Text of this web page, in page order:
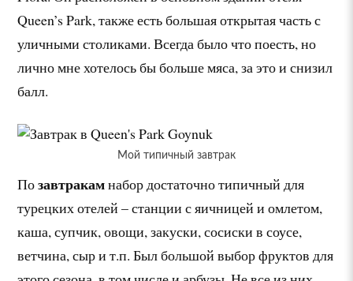
Queen’s Park, также есть большая открытая часть с
уличными столиками. Всегда было что поесть, но
лично мне хотелось бы больше мяса, за это и снизил
балл.
Мой типичный завтрак
Позавтракамнабор достаточно типичный для
турецких отелей – станции с яичницей и омлетом,
каша, супчик, овощи, закуски, сосиски в соусе,
ветчина, сыр и т.п. Был большой выбор фруктов для